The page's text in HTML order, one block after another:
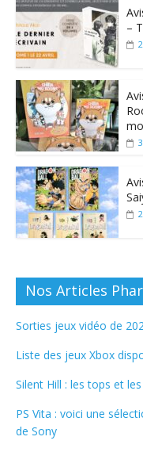
–
Nos Articles
Sorties jeux vidéo de
Liste des jeux Xbox
Silent Hill : les tops et
PS Vita : voici une
de Sony